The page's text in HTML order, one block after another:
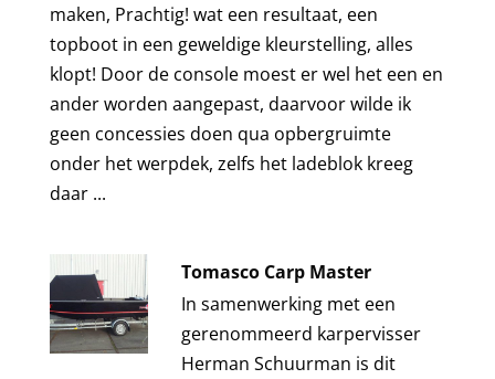
maken, Prachtig! wat een resultaat, een
topboot in een geweldige kleurstelling, alles
klopt! Door de console moest er wel het een en
ander worden aangepast, daarvoor wilde ik
geen concessies doen qua opbergruimte
onder het werpdek, zelfs het ladeblok kreeg
daar ...
Tomasco Carp Master
In samenwerking met een
gerenommeerd karpervisser
Herman Schuurman is dit